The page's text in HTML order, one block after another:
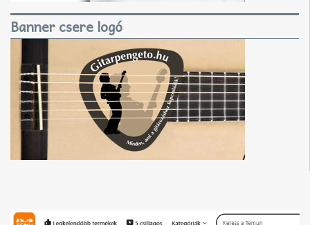
Banner csere logó